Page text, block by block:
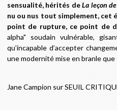
sensualité, hérités deLa leçon
nu ou nus tout simplement, cet
point de rupture, ce point de
alpha" soudain vulnérable,
qu’incapable d’accepter
une modernité mise en branle
Jane Campion sur SEUIL